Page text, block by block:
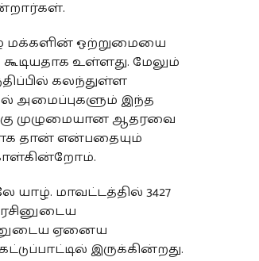
மக்களின் ஒற்றுமையை
உள்ளது. மேலும்
கலந்துள்ள
அமைப்புகளும் இந்த
முழுமையான ஆதரவை
தான் என்பதையும்
மாவட்டத்தில் 3427
ஏனைய
இருக்கின்றது.